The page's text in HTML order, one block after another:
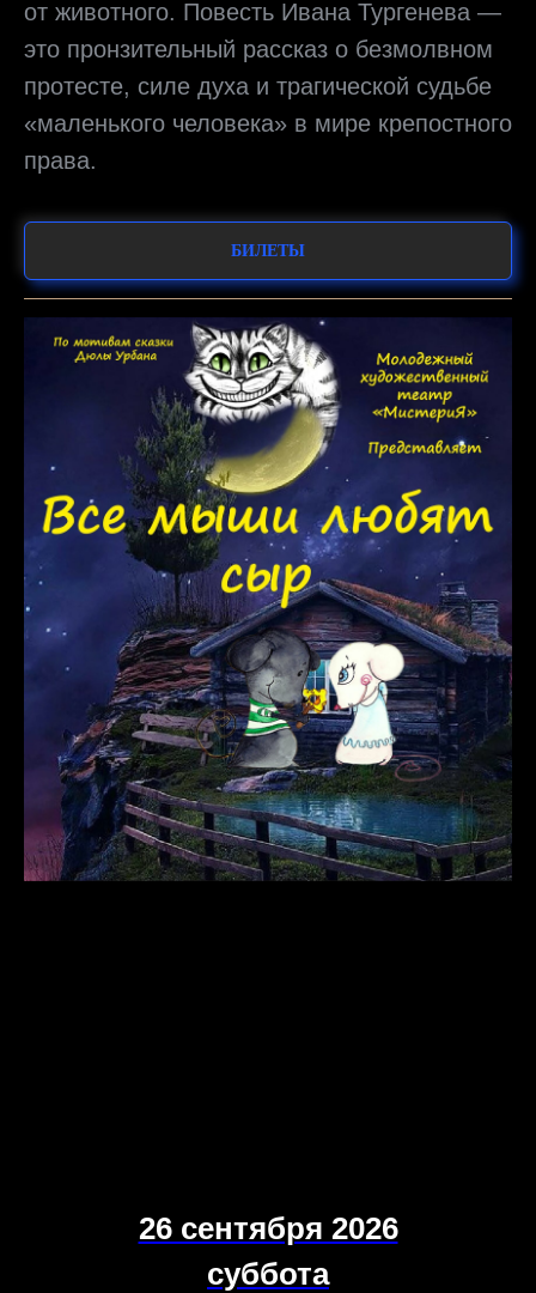
от животного. Повесть Ивана Тургенева —
это пронзительный рассказ о безмолвном
протесте, силе духа и трагической судьбе
«маленького человека» в мире крепостного
права.
БИЛЕТЫ
26 сентября 2026
суббота